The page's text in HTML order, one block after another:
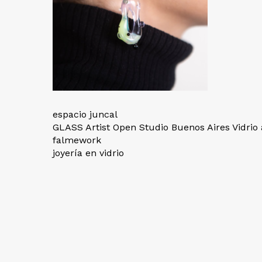
espacio juncal
GLASS Artist Open Studio Buenos Aires
falmework
joyería en vidrio